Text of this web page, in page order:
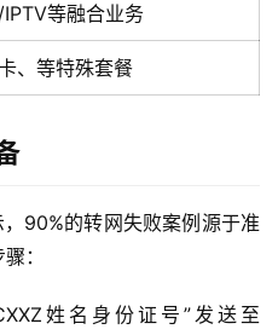
等融合业务
、等特殊套餐
90%的转网失败案例源于准
：
姓名身份证号”发送至